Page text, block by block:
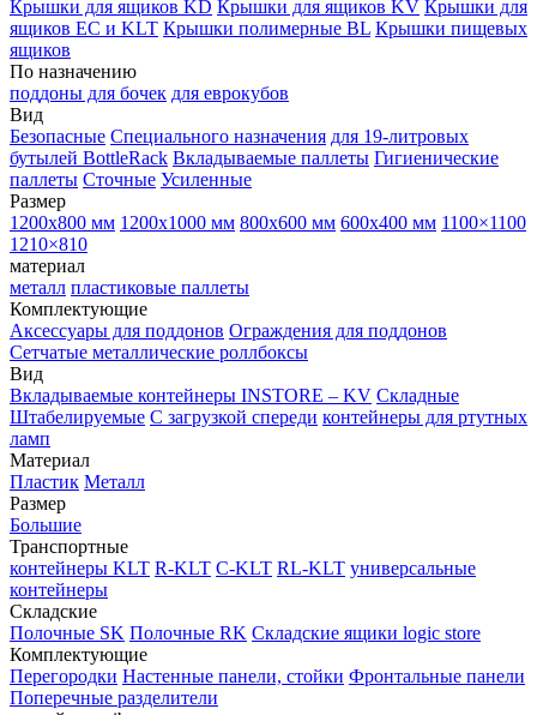
Крышки для ящиков KD Крышки для ящиков KV Крышки для
ящиков EC и KLT Крышки полимерные BL Крышки пищевых
ящиков
По назначению
поддоны для бочек для еврокубов
Вид
Безопасные Специального назначения для 19-литровых
бутылей BottleRack Вкладываемые паллеты Гигиенические
паллеты Сточные Усиленные
Размер
1200х800 мм 1200х1000 мм 800х600 мм 600х400 мм 1100×1100
1210×810
материал
металл пластиковые паллеты
Комплектующие
Аксессуары для поддонов Ограждения для поддонов
Сетчатые металлические роллбоксы
Вид
Вкладываемые контейнеры INSTORE – KV Складные
Штабелируемые С загрузкой спереди контейнеры для ртутных
ламп
Материал
Пластик Металл
Размер
Большие
Транспортные
контейнеры KLT R-KLT C-KLT RL-KLT универсальные
контейнеры
Складские
Полочные SK Полочные RK Складские ящики logic store
Комплектующие
Перегородки Настенные панели, стойки Фронтальные панели
Поперечные разделители